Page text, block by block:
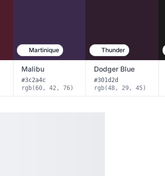
Martinique Thunder
Malibu
#3c2a4c
rgb(60, 42, 76)
Dodger Blue
#301d2d
rgb(48, 29, 45)